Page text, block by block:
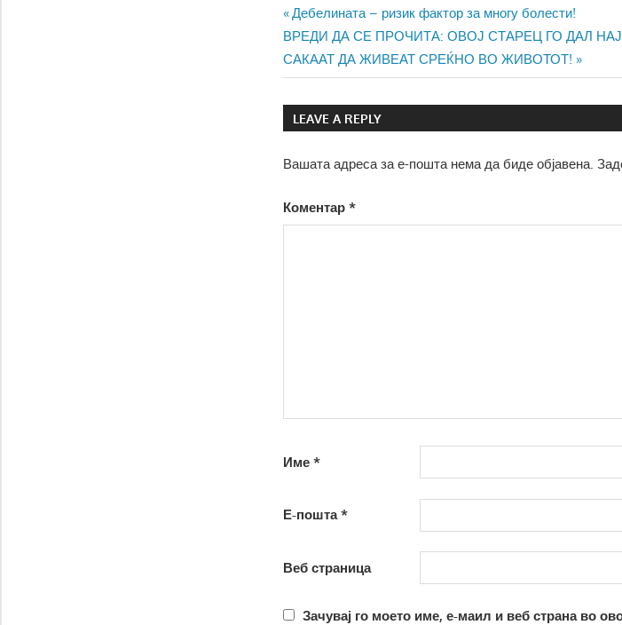
Навигација
на
напис
Previous
Post:
Дебелината – ризик фактор за многу болести!
Next
Post:
ВРЕДИ ДА СЕ ПРОЧИТА: ОВОЈ СТАРЕЦ ГО ДАЛ
САКААТ ДА ЖИВЕАТ СРЕЌНО ВО ЖИВОТОТ!
LEAVE A REPLY
Вашата адреса за е-пошта нема да биде објавена.
Коментар*
Име*
Е-пошта*
Веб страница
Зачувај го моето име, е-маил и веб страна во